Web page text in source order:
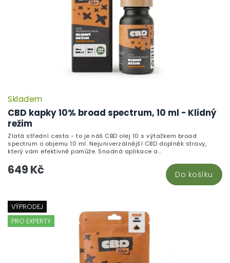
CBD kapky 10% broad spectrum, 10 ml - Klidný
režim
Skladem
649 Kč Do košíku
Zlatá střední cesta - to je náš CBD olej 10 s výtažkem broad
spectrum o objemu 10 ml. Nejuniverzálnější CBD doplněk stravy,
který vám efektivně pomůže. Snadná aplikace a...
VÝPRODEJ
PRO EXPERTY